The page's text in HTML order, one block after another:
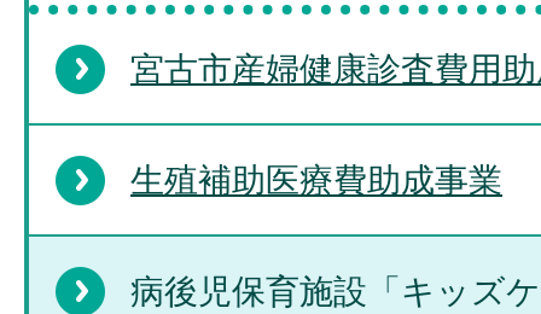
宮古市産婦健康診査費用
生殖補助医療費助成事業
病後児保育施設「キッズ